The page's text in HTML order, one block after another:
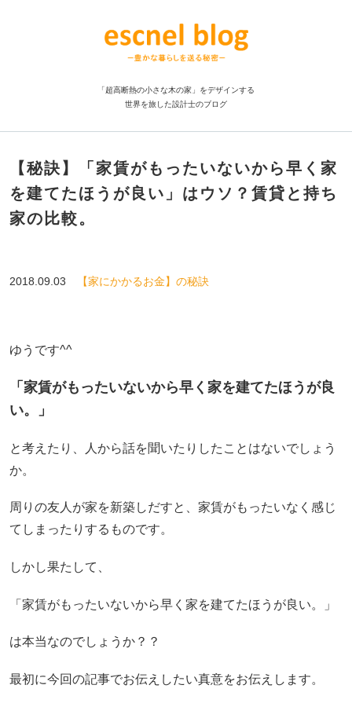
「超高断熱の小さな木の家」をデザインする
世界を旅した設計士のブログ
【秘訣】「家賃がもったいないから早く家
を建てたほうが良い」はウソ？賃貸と持ち
家の比較。
2018.09.03 【家にかかるお金】の秘訣
ゆうです^^
「家賃がもったいないから早く家を建てたほうが良
い。」
と考えたり、人から話を聞いたりしたことはないでしょう
か。
周りの友人が家を新築しだすと、家賃がもったいなく感じ
てしまったりするものです。
しかし果たして、
「家賃がもったいないから早く家を建てたほうが良い。」
は本当なのでしょうか？？
最初に今回の記事でお伝えしたい真意をお伝えします。